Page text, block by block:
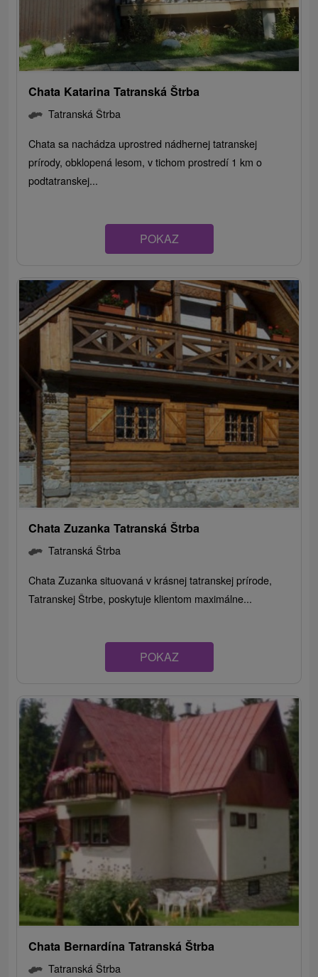
Chata Katarina Tatranská Štrba
Tatranská Štrba
Chata sa nachádza uprostred nádhernej tatranskej
prírody, obklopená lesom, v tichom prostredí 1 km o
podtatranskej...
POKAZ
Chata Zuzanka Tatranská Štrba
Tatranská Štrba
Chata Zuzanka situovaná v krásnej tatranskej prírode,
Tatranskej Štrbe, poskytuje klientom maximálne...
POKAZ
Chata Bernardína Tatranská Štrba
Tatranská Štrba